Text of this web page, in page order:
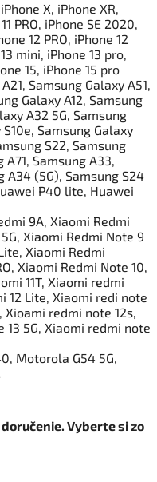
X, iPhone XR,
PRO, iPhone SE 2020,
12 PRO, iPhone 12
mini, iPhone 13 pro,
15, iPhone 15 pro
Samsung Galaxy A51,
Galaxy A12, Samsung
A32 5G, Samsung
Samsung Galaxy
S22, Samsung
A71, Samsung A33,
A34 (5G), Samsung S24
P40 lite, Huawei
9A, Xiaomi Redmi
Xiaomi Redmi Note 9
Xiaomi Redmi
Xiaomi Redmi Note 10,
11T, Xiaomi redmi
12 Lite, Xiaomi redi note
Xioami redmi note 12s,
13 5G, Xiaomi redmi note
Motorola G54 5G,
Vyberte si zo